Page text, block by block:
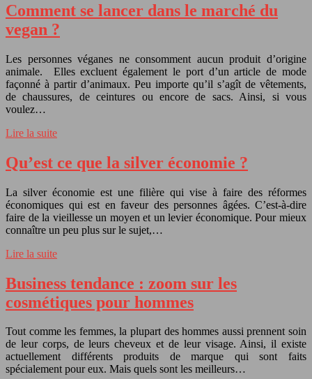
Comment se lancer dans le marché du
vegan ?
Les personnes véganes ne consomment aucun produit d’origine
animale. Elles excluent également le port d’un article de mode
façonné à partir d’animaux. Peu importe qu’il s’agît de vêtements,
de chaussures, de ceintures ou encore de sacs. Ainsi, si vous
voulez…
Lire la suite
Qu’est ce que la silver économie ?
La silver économie est une filière qui vise à faire des réformes
économiques qui est en faveur des personnes âgées. C’est-à-dire
faire de la vieillesse un moyen et un levier économique. Pour mieux
connaître un peu plus sur le sujet,…
Lire la suite
Business tendance : zoom sur les
cosmétiques pour hommes
Tout comme les femmes, la plupart des hommes aussi prennent soin
de leur corps, de leurs cheveux et de leur visage. Ainsi, il existe
actuellement différents produits de marque qui sont faits
spécialement pour eux. Mais quels sont les meilleurs…